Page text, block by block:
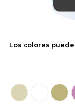
Los colores